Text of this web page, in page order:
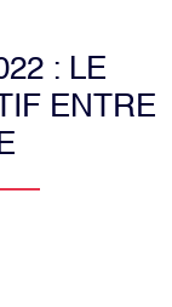
: LE
ENTRE